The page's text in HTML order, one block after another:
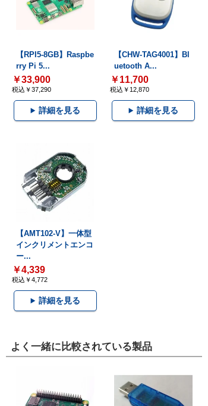
【RPI5-8GB】Raspbe
rry Pi 5...
￥33,900
税込￥37,290
詳細を見る
【CHW-TAG4001】Bl
uetooth A...
￥11,700
税込￥12,870
詳細を見る
【AMT102-V】一体型
インクリメントエンコ
ー...
￥4,339
税込￥4,772
詳細を見る
よく一緒に比較されている製品